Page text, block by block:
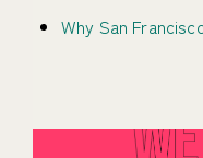
Why San